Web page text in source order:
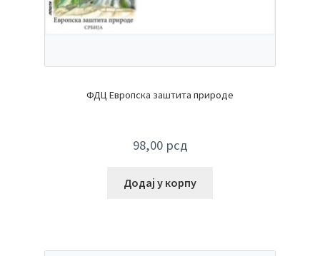
ФДЦ Европска заштита природе
98,00 рсд
Додај у корпу